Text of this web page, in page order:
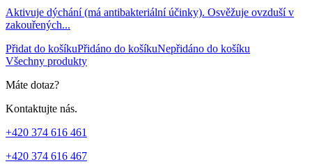
Aktivuje dýchání (má antibakteriální účinky). Osvěžuje ovzduší v
zakouřených...
Přidat do košíkuPřidáno do košíkuNepřidáno do košíku
Všechny produkty
Máte dotaz?
Kontaktujte nás.
+420 374 616 461
+420 374 616 467